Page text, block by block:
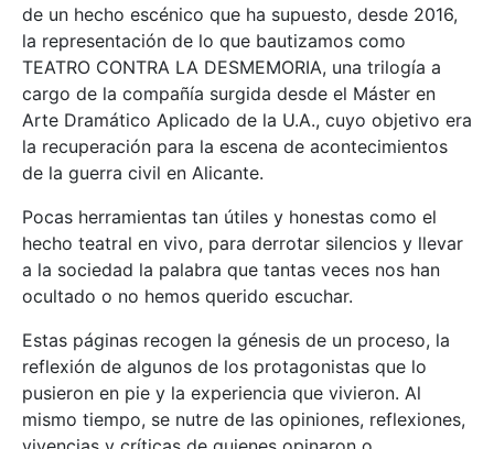
de un hecho escénico que ha supuesto, desde 2016,
la representación de lo que bautizamos como
TEATRO CONTRA LA DESMEMORIA, una trilogía a
cargo de la compañía surgida desde el Máster en
Arte Dramático Aplicado de la U.A., cuyo objetivo era
la recuperación para la escena de acontecimientos
de la guerra civil en Alicante.
Pocas herramientas tan útiles y honestas como el
hecho teatral en vivo, para derrotar silencios y llevar
a la sociedad la palabra que tantas veces nos han
ocultado o no hemos querido escuchar.
Estas páginas recogen la génesis de un proceso, la
reflexión de algunos de los protagonistas que lo
pusieron en pie y la experiencia que vivieron. Al
mismo tiempo, se nutre de las opiniones, reflexiones,